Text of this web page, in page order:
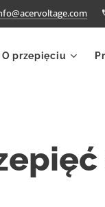
O przepięciu